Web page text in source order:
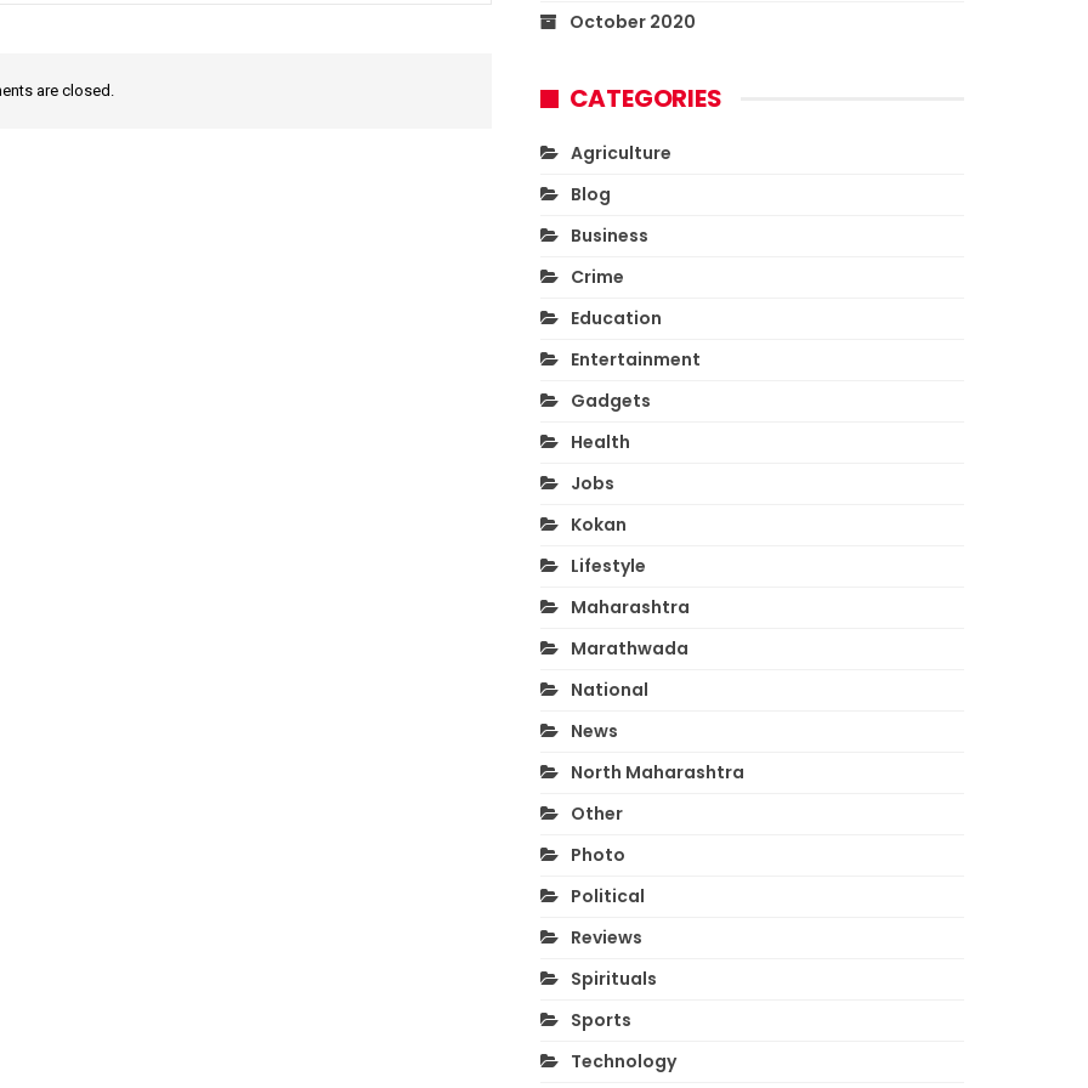
are closed.
October 2020
CATEGORIES
Agriculture
Blog
Business
Crime
Education
Entertainment
Gadgets
Health
Jobs
Kokan
Lifestyle
Maharashtra
Marathwada
National
News
North Maharashtra
Other
Photo
Political
Reviews
Spirituals
Sports
Technology